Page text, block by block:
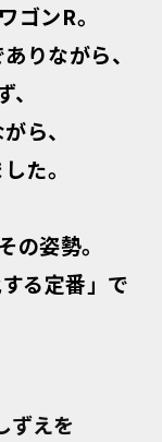
ゴンR。
りながら、
ら、
た。
の姿勢。
る定番」で
ずえを